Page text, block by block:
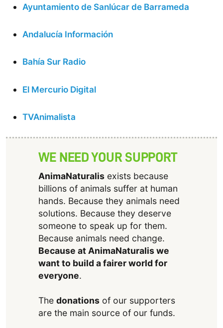
Ayuntamiento de Sanlúcar de Barrameda
Andalucía Información
Bahía Sur Radio
El Mercurio Digital
TVAnimalista
WE NEED YOUR SUPPORT
AnimaNaturalisexists because
billions of animals suffer at human
hands. Because they animals need
solutions. Because they deserve
someone to speak up for them.
Because animals need change.
Because at AnimaNaturalis we
want to build a fairer world for
everyone.
The donationsof our supporters
are the main source of our funds.